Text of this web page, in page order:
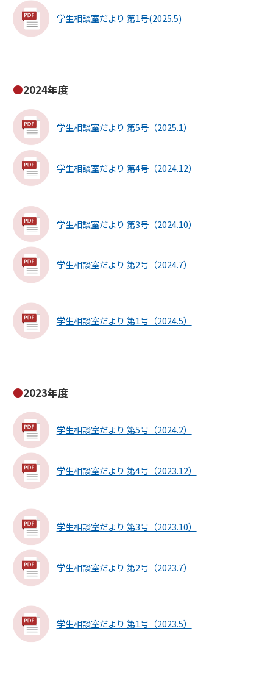
学生相談室だより 第1号(2025.5)
2024年度
学生相談室だより 第5号（2025.1）
学生相談室だより 第4号（2024.12）
学生相談室だより 第3号（2024.10）
学生相談室だより 第2号（2024.7）
学生相談室だより 第1号（2024.5）
2023年度
学生相談室だより 第5号（2024.2）
学生相談室だより 第4号（2023.12）
学生相談室だより 第3号（2023.10）
学生相談室だより 第2号（2023.7）
学生相談室だより 第1号（2023.5）